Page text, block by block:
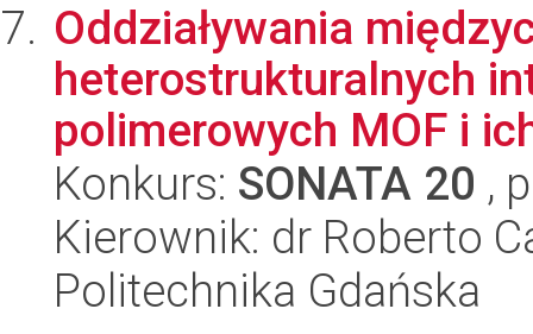
Oddziaływania
heterostrukturalnych
polimerowych MOF i
Konkurs: SONATA 20 ,
Kierownik: dr Roberto
Politechnika Gdańska